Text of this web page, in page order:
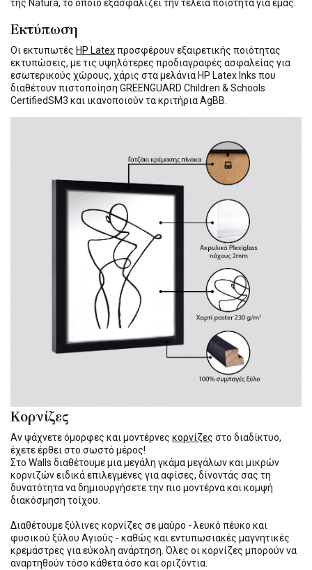
της Natura, το οποίο εξασφαλίζει την τέλεια ποιότητα για εμάς.
Εκτύπωση
Οι εκτυπωτές HP Latexπροσφέρουν εξαιρετικής ποιότητας
εκτυπώσεις, με τις υψηλότερες προδιαγραφές ασφαλείας για
εσωτερικούς χώρους, χάρις στα μελάνια HP Latex Inks που
διαθέτουν πιστοποίηση GREENGUARD Children & Schools
CertifiedSM3 και ικανοποιούν τα κριτήρια AgBB.
Κορνίζες
Αν ψάχνετε όμορφες και μοντέρνες κορνίζες στο διαδίκτυο,
έχετε έρθει στο σωστό μέρος!
Στο Walls διαθέτουμε μια μεγάλη γκάμα μεγάλων και μικρών
κορνιζών ειδικά επιλεγμένες για αφίσες, δίνοντάς σας τη
δυνατότητα να δημιουργήσετε την πιο μοντέρνα και κομψή
διακόσμηση τοίχου.
Διαθέτουμε ξύλινες κορνίζες σε μαύρο - λευκό πέυκο και
φυσικού ξύλου Αγιούς - καθώς και εντυπωσιακές μαγνητικές
κρεμάστρες για εύκολη ανάρτηση. Όλες οι κορνίζες μπορούν να
αναρτηθούν τόσο κάθετα όσο και οριζόντια.